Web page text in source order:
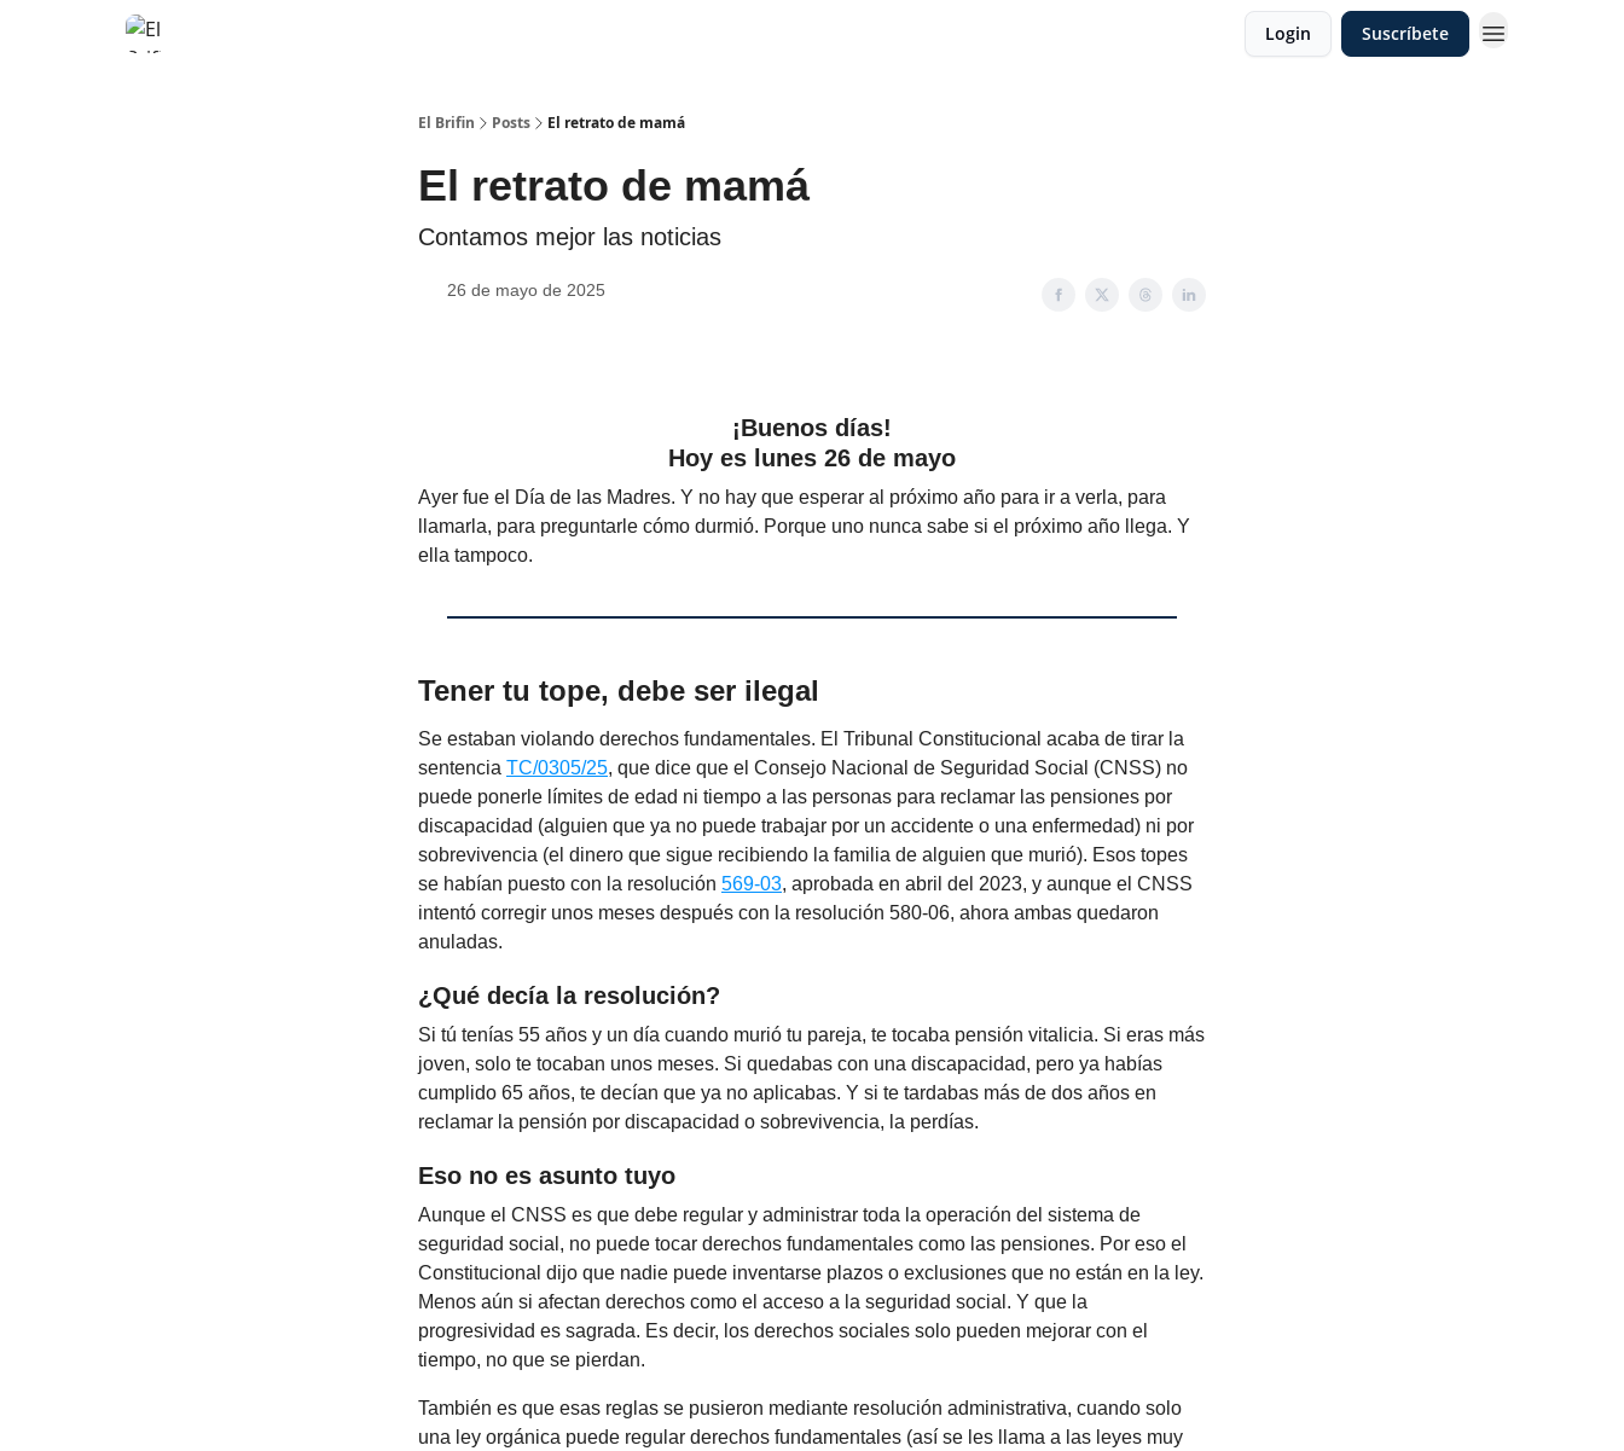
Login Suscríbete
El Brifin Posts El retrato de mamá
El retrato de mamá
Contamos mejor las noticias
26 de mayo de 2025
¡Buenos días!
Hoy es lunes 26 de mayo
Ayer fue el Día de las Madres. Y no hay que esperar al próximo año para ir a verla, para
llamarla, para preguntarle cómo durmió. Porque uno nunca sabe si el próximo año llega. Y
ella tampoco.
Tener tu tope, debe ser ilegal
Se estaban violando derechos fundamentales. El Tribunal Constitucional acaba de tirar la
sentencia TC/0305/25, que dice que el Consejo Nacional de Seguridad Social (CNSS) no
puede ponerle límites de edad ni tiempo a las personas para reclamar las pensiones por
discapacidad (alguien que ya no puede trabajar por un accidente o una enfermedad) ni por
sobrevivencia (el dinero que sigue recibiendo la familia de alguien que murió). Esos topes
se habían puesto con la resolución 569-03, aprobada en abril del 2023, y aunque el CNSS
intentó corregir unos meses después con la resolución 580-06, ahora ambas quedaron
anuladas.
¿Qué decía la resolución?
Si tú tenías 55 años y un día cuando murió tu pareja, te tocaba pensión vitalicia. Si eras más
joven, solo te tocaban unos meses. Si quedabas con una discapacidad, pero ya habías
cumplido 65 años, te decían que ya no aplicabas. Y si te tardabas más de dos años en
reclamar la pensión por discapacidad o sobrevivencia, la perdías.
Eso no es asunto tuyo
Aunque el CNSS es que debe regular y administrar toda la operación del sistema de
seguridad social, no puede tocar derechos fundamentales como las pensiones. Por eso el
Constitucional dijo que nadie puede inventarse plazos o exclusiones que no están en la ley.
Menos aún si afectan derechos como el acceso a la seguridad social. Y que la
progresividad es sagrada. Es decir, los derechos sociales solo pueden mejorar con el
tiempo, no que se pierdan.
También es que esas reglas se pusieron mediante resolución administrativa, cuando solo
una ley orgánica puede regular derechos fundamentales (así se les llama a las leyes muy